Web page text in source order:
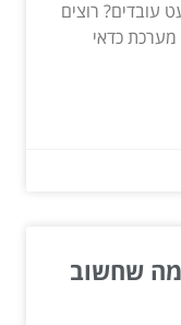
עובדים? רוצים
מערכת כדאי
שחשוב